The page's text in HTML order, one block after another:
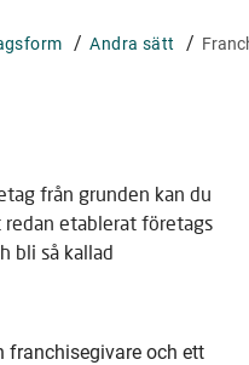
/ Andra sätt /
från grunden kan du
etablerat företags
bli så kallad
franchisegivare och ett